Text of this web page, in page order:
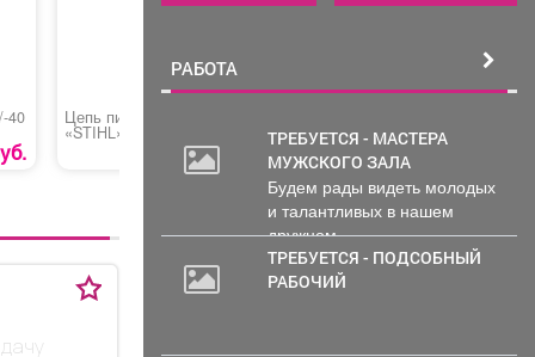
40 Цепь пильная
«STIHL»
1350 руб.
проветривание
теплицы
«Термопривод 300С»
1256 руб.
РАБОТА
ТРЕБУЕТСЯ - МАСТЕРА
МУЖСКОГО ЗАЛА
Будем рады видеть молодых
и талантливых в нашем
дружном...
ТРЕБУЕТСЯ - ПОДСОБНЫЙ
РАБОЧИЙ